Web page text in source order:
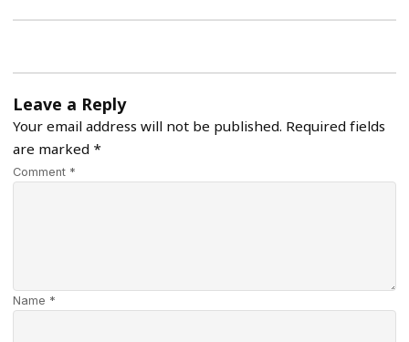
Leave a Reply
Your email address will not be published. Required fields
are marked *
Comment *
Name *